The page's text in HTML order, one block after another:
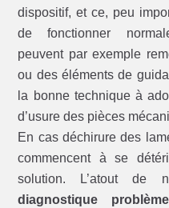
dispositif, et ce, peu
de fonctionner
peuvent par exemple
ou des éléments de
la bonne technique à
d’usure des pièces
En cas déchirure des
commencent à se
solution. L’atout de
diagnostique